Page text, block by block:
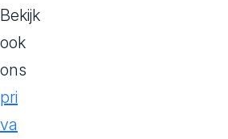
o
v
e
Bekijk
ook
ons
pri
va